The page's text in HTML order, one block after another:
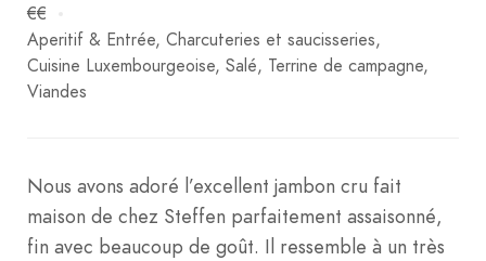
€€
Aperitif & Entrée Charcuteries et saucisseries
Cuisine Luxembourgeoise Salé Terrine de campagne
Viandes
Nous avons adoré l’excellent jambon cru fait
maison de chez Steffen parfaitement assaisonné,
fin avec beaucoup de goût. Il ressemble à un très